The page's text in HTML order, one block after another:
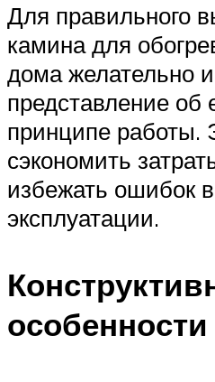
Для правильного
камина для
дома желательно
представление об
принципе работы.
сэкономить
избежать ошибок
эксплуатации.
особенности